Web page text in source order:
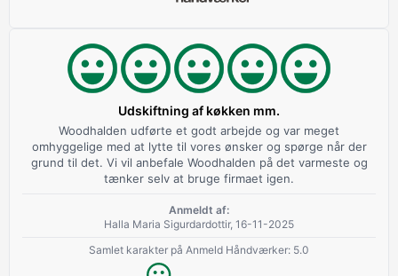
Udskiftning af køkken mm.
Woodhalden udførte et godt arbejde og var meget
omhyggelige med at lytte til vores ønsker og spørge når der
grund til det. Vi vil anbefale Woodhalden på det varmeste og
tænker selv at bruge firmaet igen.
Anmeldt af:
Halla Maria Sigurdardottir, 16-11-2025
Samlet karakter på Anmeld Håndværker: 5.0